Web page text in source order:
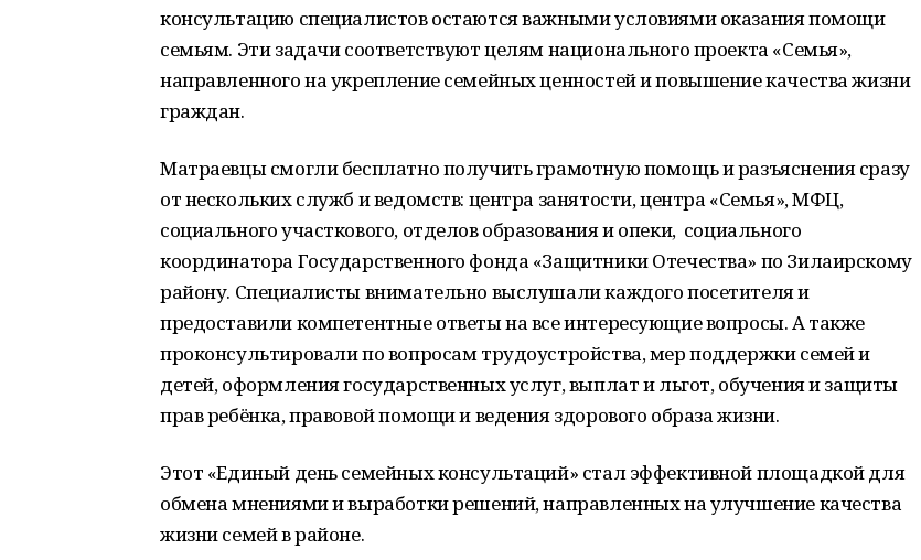
консультацию специалистов остаются важными условиями оказания помощи
семьям. Эти задачи соответствуют целям национального проекта «Семья»,
направленного на укрепление семейных ценностей и повышение качества жизни
граждан.
Матраевцы смогли бесплатно получить грамотную помощь и разъяснения сразу
от нескольких служб и ведомств: центра занятости, центра «Семья», МФЦ,
социального участкового, отделов образования и опеки, социального
координатора Государственного фонда «Защитники Отечества» по Зилаирскому
району. Специалисты внимательно выслушали каждого посетителя и
предоставили компетентные ответы на все интересующие вопросы. А также
проконсультировали по вопросам трудоустройства, мер поддержки семей и
детей, оформления государственных услуг, выплат и льгот, обучения и защиты
прав ребёнка, правовой помощи и ведения здорового образа жизни.
Этот «Единый день семейных консультаций» стал эффективной площадкой для
обмена мнениями и выработки решений, направленных на улучшение качества
жизни семей в районе.